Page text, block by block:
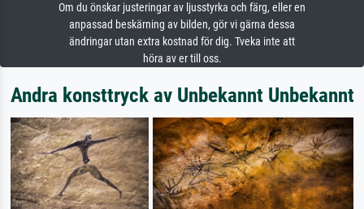
Om du önskar justeringar av ljusstyrka och färg, eller en
anpassad beskärning av bilden, gör vi gärna dessa
ändringar utan extra kostnad för dig. Tveka inte att
höra av er till oss.
Andra konsttryck av Unbekannt Unbekannt